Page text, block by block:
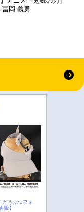
岡 義勇
どうぶつフォ
販】